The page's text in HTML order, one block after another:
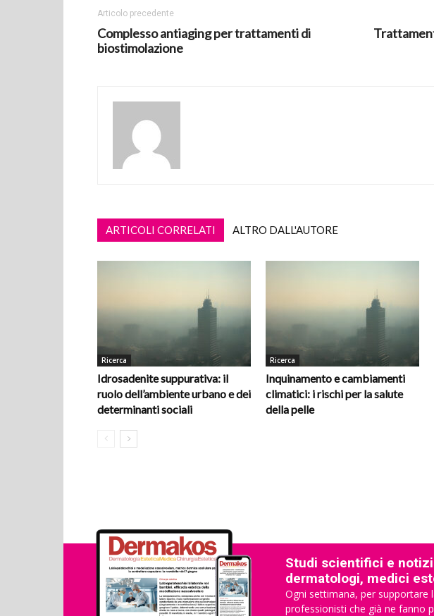
Articolo precedente
Complesso antiaging per trattamenti di
biostimolazione
ARTICOLI CORRELATI ALTRO DALL'AUTORE
Ricerca
Idrosadenite suppurativa: il
ruolo dell’ambiente urbano e dei
determinanti sociali
Ricerca
Inquinamento e cambiamenti
climatici: i rischi per la salute
della pelle
Studi scientifici e
dermatologi, medici
Ogni settimana, per supportare
professionisti che già ne fanno